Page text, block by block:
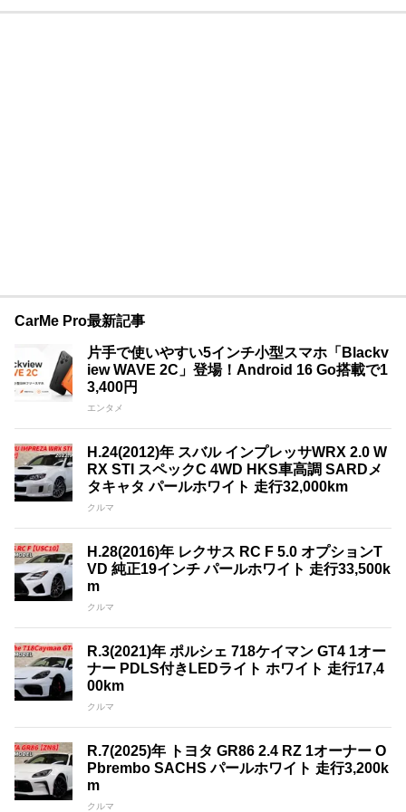
CarMe Pro最新記事
片手で使いやすい5インチ小型スマホ「Blackv
iew WAVE 2C」登場！Android 16 Go搭載で1
3,400円
エンタメ
H.24(2012)年 スバル インプレッサWRX 2.0 W
RX STI スペックC 4WD HKS車高調 SARDメ
タキャタ パールホワイト 走行32,000km
クルマ
H.28(2016)年 レクサス RC F 5.0 オプションT
VD 純正19インチ パールホワイト 走行33,500k
m
クルマ
R.3(2021)年 ポルシェ 718ケイマン GT4 1オー
ナー PDLS付きLEDライト ホワイト 走行17,4
00km
クルマ
R.7(2025)年 トヨタ GR86 2.4 RZ 1オーナー O
Pbrembo SACHS パールホワイト 走行3,200k
m
クルマ